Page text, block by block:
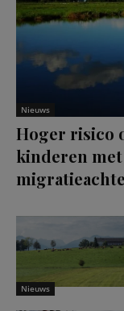
Nieuws
Hoger risico
kinderen met
Nieuws